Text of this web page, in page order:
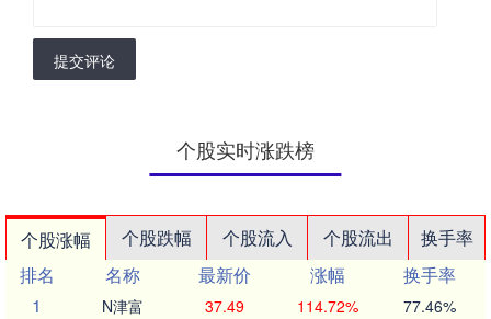
提交评论
个股实时涨跌榜
个股涨幅 个股跌幅 个股流入 个股流出
换手率
排名
名称 最新价 涨幅
换手率
1
N津富 37.49 114.72% 77.46%